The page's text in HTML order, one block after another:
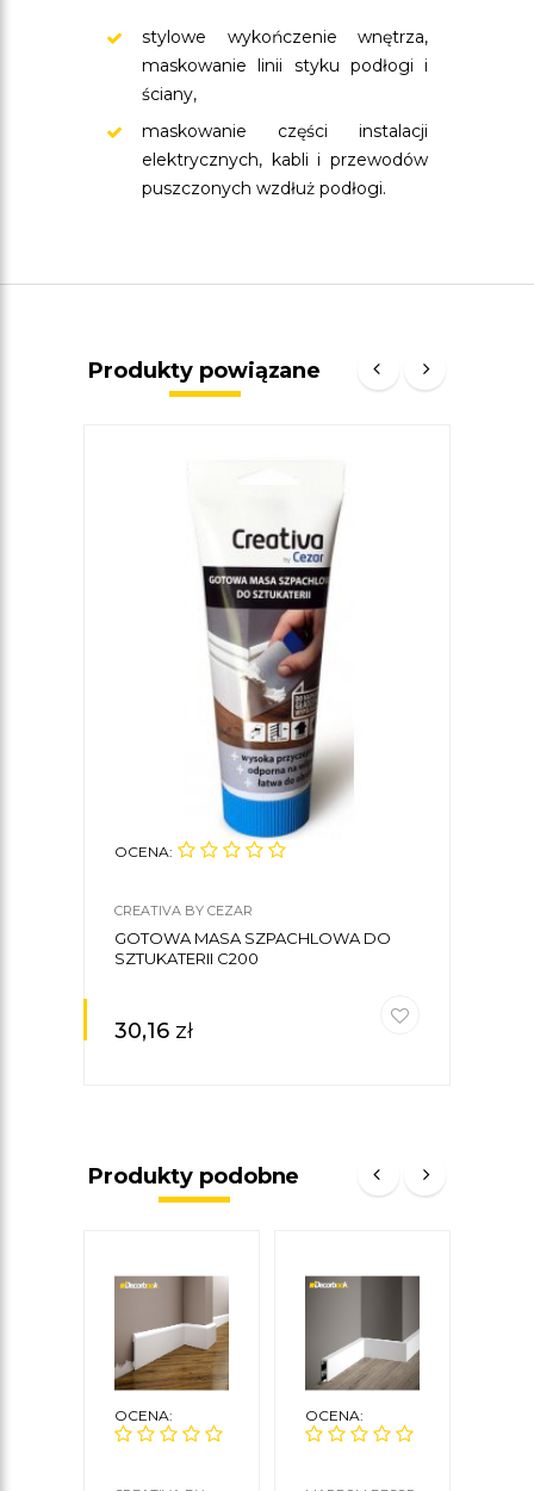
stylowe wykończenie wnętrza,
maskowanie linii styku podłogi i
ściany,
maskowanie części instalacji
elektrycznych, kabli i przewodów
puszczonych wzdłuż podłogi.
Produkty powiązane
OCENA:
CREATIVA BY CEZAR
GOTOWA MASA SZPACHLOWA DO
SZTUKATERII C200
30,16 zł
Produkty podobne
OCENA: OCENA: